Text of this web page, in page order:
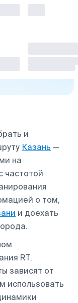
и
Казань —
на
частотой
о том,
и доехать
RT.
зависят от
использовать